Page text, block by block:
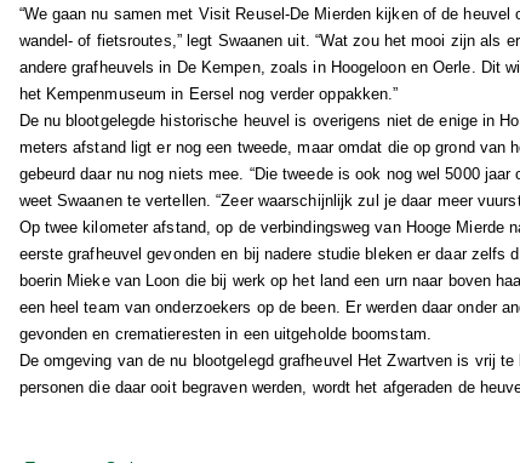
“We gaan nu samen met Visit Reusel-De Mierden kijken of de heuvel
wandel- of fietsroutes,” legt Swaanen uit. “Wat zou het mooi zijn als
andere grafheuvels in De Kempen, zoals in Hoogeloon en Oerle. Dit
het Kempenmuseum in Eersel nog verder oppakken.”
De nu blootgelegde historische heuvel is overigens niet de enige in
meters afstand ligt er nog een tweede, maar omdat die op grond van
gebeurd daar nu nog niets mee. “Die tweede is ook nog wel 5000
weet Swaanen te vertellen. “Zeer waarschijnlijk zul je daar meer
Op twee kilometer afstand, op de verbindingsweg van Hooge Mierde
eerste grafheuvel gevonden en bij nadere studie bleken er daar zelfs
boerin Mieke van Loon die bij werk op het land een urn naar boven
een heel team van onderzoekers op de been. Er werden daar onder
gevonden en crematieresten in een uitgeholde boomstam.
De omgeving van de nu blootgelegd grafheuvel Het Zwartven is vrij
personen die daar ooit begraven werden, wordt het afgeraden de